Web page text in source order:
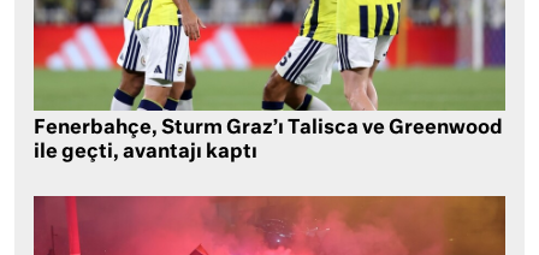
Fenerbahçe, Sturm Graz’ı Talisca ve Greenwood
ile geçti, avantajı kaptı